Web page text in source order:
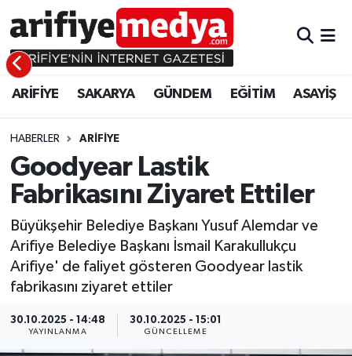
ARİFİYE SAKARYA GÜNDEM EĞİTİM ASAYİŞ
HABERLER ARİFİYE
Goodyear Lastik
Fabrikasını Ziyaret Ettiler
Büyükşehir Belediye Başkanı Yusuf Alemdar ve
Arifiye Belediye Başkanı İsmail Karakullukçu
Arifiye' de faliyet gösteren Goodyear lastik
fabrikasını ziyaret ettiler
30.10.2025 - 14:48
YAYINLANMA
30.10.2025 - 15:01
GÜNCELLEME
ARİFİYE
SAKARYA
GÜNDEM
EĞİTİM
ASAYİŞ
EKONOMİ
ARİFİYE
GÜNDEM
EĞİTİM
EKONOMİ
ASAYİŞ
Sakarya Hava Durumu
Sakarya Namaz Vakitleri
Sakarya Trafik Yoğunluk Haritası
Süper Lig Puan Durumu ve Fikstür
Tüm Manşetler
Son Dakika Haberleri
Haber Arşivi